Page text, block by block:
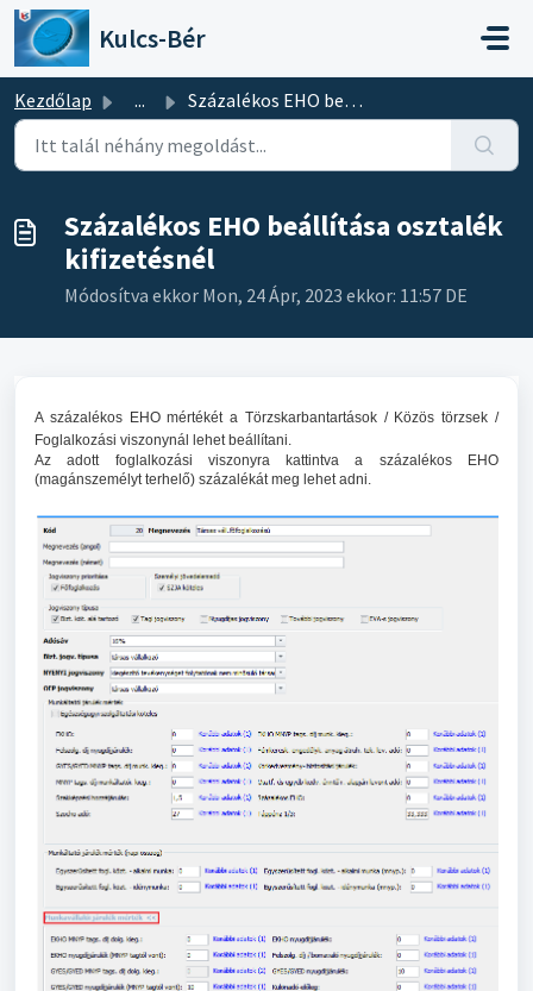
Kihagyás a tartalom megtartásához
Kulcs-Bér
Kezdőlap ... Százalékos EHO beállítása osztalék kifizetésnél
Százalékos EHO beállítása osztalék
kifizetésnél
Módosítva ekkor Mon, 24 Ápr, 2023 ekkor: 11:57 DE
A százalékos EHO mértékét a Törzskarbantartások / Közös törzsek /
Foglalkozási viszonynál lehet beállítani.
Az adott foglalkozási viszonyra kattintva a százalékos EHO
(magánszemélyt terhelő) százalékát meg lehet adni.